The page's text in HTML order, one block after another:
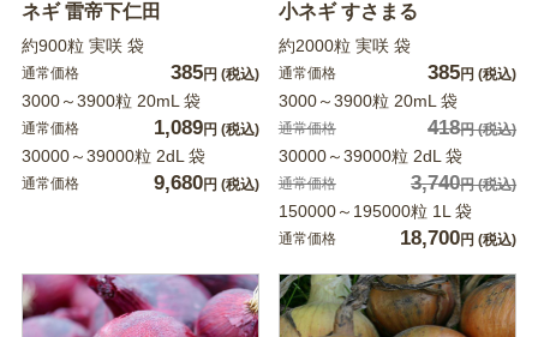
ネギ 雷帝下仁田
約900粒 実咲 袋
通常価格 385円 (税込)
3000～3900粒 20mL 袋
通常価格 1,089円 (税込)
30000～39000粒 2dL 袋
通常価格 9,680円 (税込)
小ネギ すさまる
約2000粒 実咲 袋
通常価格 385円 (税込)
3000～3900粒 20mL 袋
通常価格 418円(税込)
30000～39000粒 2dL 袋
通常価格 3,740円(税込)
150000～195000粒 1L 袋
通常価格 18,700円 (税込)